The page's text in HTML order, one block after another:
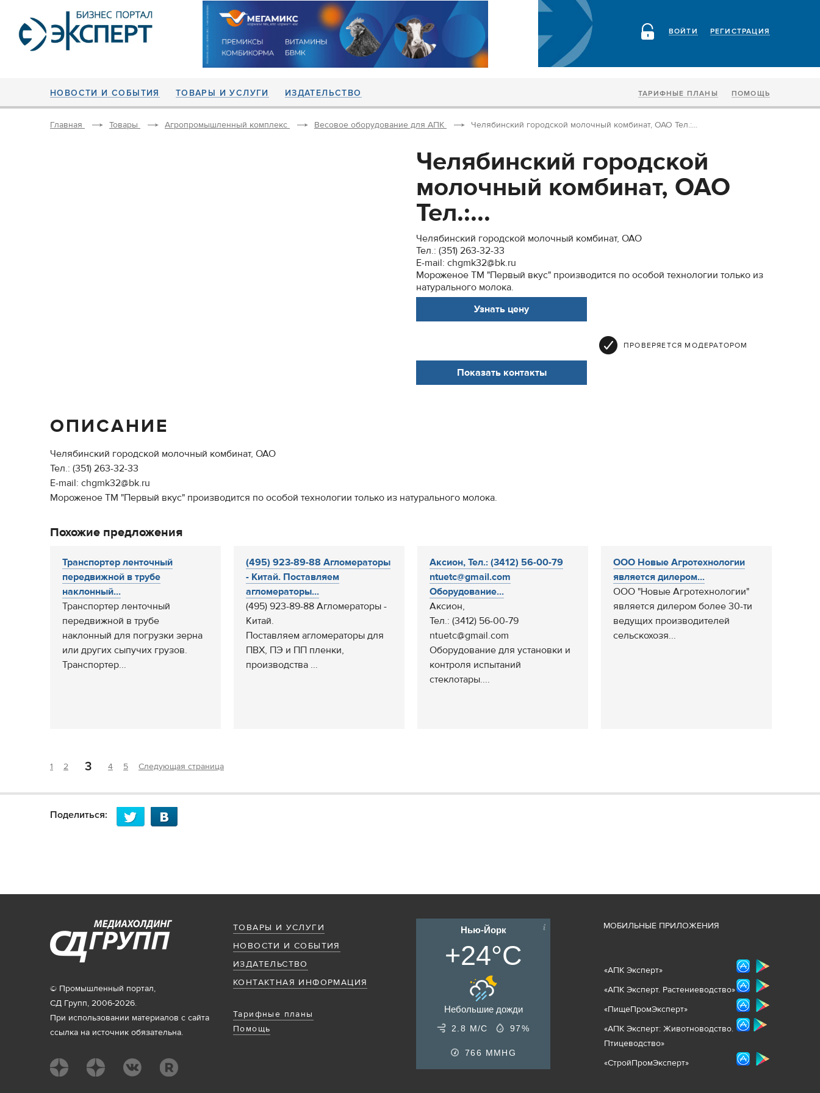
РЕГИСТРАЦИЯ
ВОЙТИ
НОВОСТИ И СОБЫТИЯ ТОВАРЫ И УСЛУГИ ИЗДАТЕЛЬСТВО ТАРИФНЫЕ ПЛАНЫ ПОМОЩЬ
Главная Товары Агропромышленный комплекс Весовое оборудование для АПК Челябинский городской молочный комбинат, ОАО Тел.:...
Челябинский городской
молочный комбинат, ОАО
Тел.:...
Челябинский городской молочный комбинат, ОАО
Тел.: (351) 263-32-33
E-mail: chgmk32@bk.ru
Мороженое ТМ "Первый вкус" производится по особой технологии только из
натурального молока.
Узнать цену
ПРОВЕРЯЕТСЯ МОДЕРАТОРОМ
Показать контакты
ОПИСАНИЕ
Челябинский городской молочный комбинат, ОАО
Тел.: (351) 263-32-33
E-mail: chgmk32@bk.ru
Мороженое ТМ "Первый вкус" производится по особой технологии только из натурального молока.
Похожие предложения
Транспортер ленточный
передвижной в трубе
наклонный...
Транспортер ленточный
передвижной в трубе
наклонный для погрузки зерна
или других сыпучих грузов.
Транспортер...
(495) 923-89-88 Агломераторы
- Китай. Поставляем
агломераторы...
(495) 923-89-88 Агломераторы -
Китай.
Поставляем агломераторы для
ПВХ, ПЭ и ПП пленки,
производства ...
Аксион, Тел.: (3412) 56-00-79
ntuetc@gmail.com
Оборудование...
Аксион,
Тел.: (3412) 56-00-79
ntuetc@gmail.com
Оборудование для установки и
контроля испытаний
стеклотары....
ООО Новые Агротехнологии
является дилером...
ООО "Новые Агротехнологии"
является дилером более 30-ти
ведущих производителей
сельскохозя...
1 2 3 4 5 Следующая страница
Поделиться:
ТОВАРЫ И УСЛУГИ
НОВОСТИ И СОБЫТИЯ
ИЗДАТЕЛЬСТВО
КОНТАКТНАЯ ИНФОРМАЦИЯ
Тарифные планы
Помощь
© Промышленный портал,
СД Групп, 2006-2026.
При использовании материалов с сайта
ссылка на источник обязательна.
Нью-Йорк
+24°C
Небольшие дожди
2.8 М/С 97%
766 MMHG
МОБИЛЬНЫЕ ПРИЛОЖЕНИЯ
«АПК Эксперт»
«АПК Эксперт. Растениеводство»
«ПищеПромЭксперт»
«АПК Эксперт: Животноводство.
Птицеводство»
«СтройПромЭксперт»